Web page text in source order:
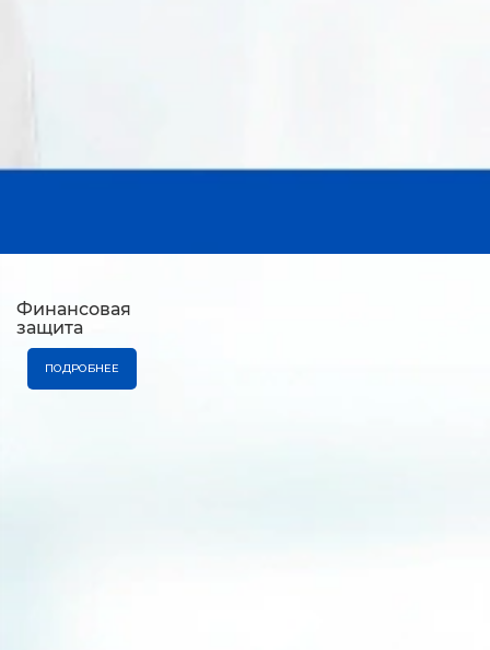
Финансовая
защита
ПОДРОБНЕЕ